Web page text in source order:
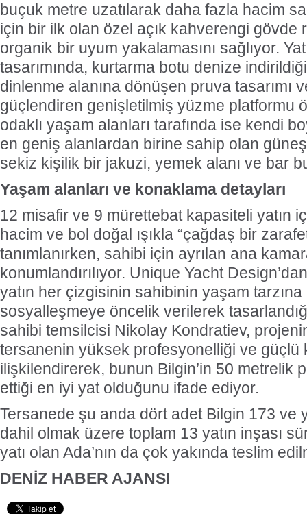
buçuk metre uzatılarak daha fazla hacim
için bir ilk olan özel açık kahverengi gövde
organik bir uyum yakalamasını sağlıyor.
tasarımında, kurtarma botu denize
dinlenme alanına dönüşen pruva tasarımı
güçlendiren genişletilmiş yüzme platformu
odaklı yaşam alanları tarafında ise kendi
en geniş alanlardan birine sahip olan
sekiz kişilik bir jakuzi, yemek alanı ve bar
Yaşam alanları ve konaklama detayları
12 misafir ve 9 mürettebat kapasiteli yatın
hacim ve bol doğal ışıkla “çağdaş bir
tanımlanırken, sahibi için ayrılan ana
konumlandırılıyor. Unique Yacht
yatın her çizgisinin sahibinin yaşam
sosyalleşmeye öncelik verilerek
sahibi temsilcisi Nikolay Kondratiev, projenin
tersanenin yüksek profesyonelliği ve güçlü
ilişkilendirerek, bunun Bilgin’in 50 metrelik
ettiği en iyi yat olduğunu ifade ediyor.
Tersanede şu anda dört adet Bilgin 173 ve
dahil olmak üzere toplam 13 yatın inşası
yatı olan Ada’nın da çok yakında teslim
DENİZ HABER AJANSI